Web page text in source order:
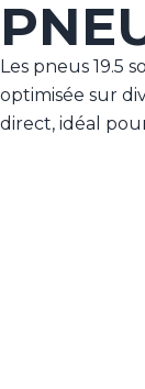
Les pneus 19.5
optimisée sur
direct, idéal